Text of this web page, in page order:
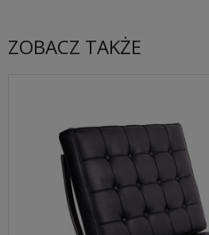
ZOBACZ TAKŻE